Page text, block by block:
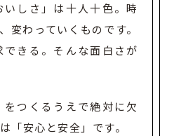
いしさ」は十人十色。時
変わっていくものです。
きる。そんな面白さが
つくるうえで絶対に欠
「安心と安全」です。